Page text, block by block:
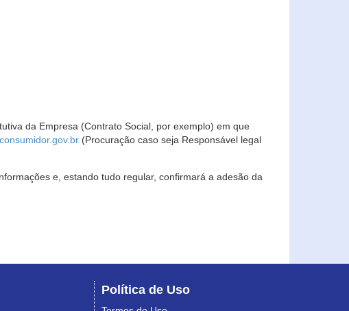
da Empresa (Contrato Social, por exemplo) em que
(Procuração caso seja Responsável legal
e, estando tudo regular, confirmará a adesão da
Política de Uso